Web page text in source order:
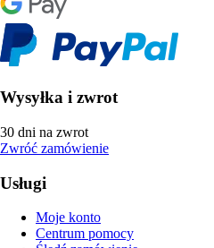
Wysyłka i zwrot
30 dni na zwrot
Zwróć zamówienie
Usługi
Moje konto
Centrum pomocy